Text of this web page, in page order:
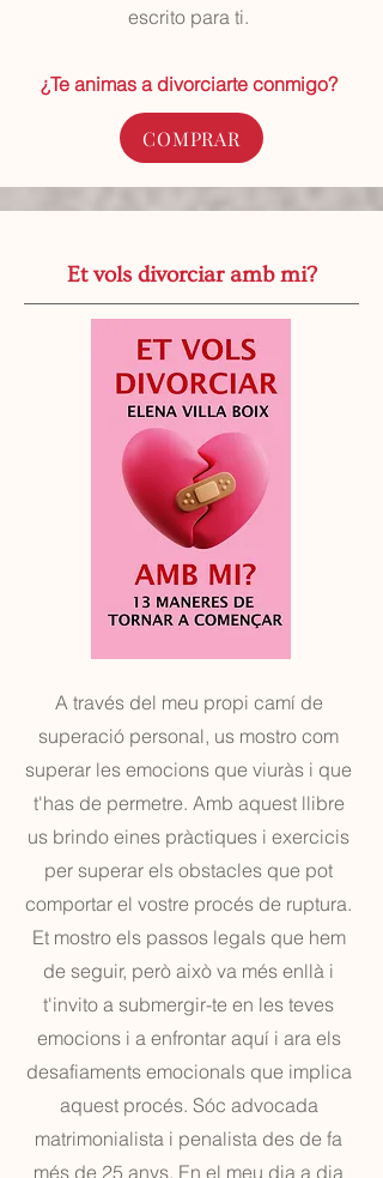
escrito para ti.
¿Te animas a divorciarte conmigo?
COMPRAR
Et vols divorciar amb mi?
A través del meu propi camí de
superació personal, us mostro com
superar les emocions que viuràs i que
t'has de permetre. Amb aquest llibre
us brindo eines pràctiques i exercicis
per superar els obstacles que pot
comportar el vostre procés de ruptura.
Et mostro els passos legals que hem
de seguir, però això va més enllà i
t'invito a submergir-te en les teves
emocions i a enfrontar aquí i ara els
desafiaments emocionals que implica
aquest procés. Sóc advocada
matrimonialista i penalista des de fa
més de 25 anys. En el meu dia a dia